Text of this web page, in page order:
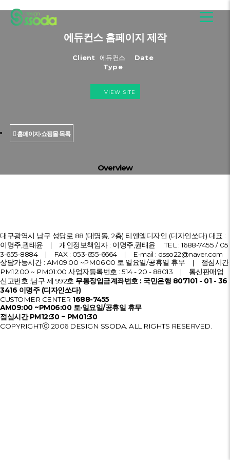
에듀컨스 홈페이지 제작
Client 에듀컨스
Date
Type
VIEW SITE
홈페이지·쇼핑몰 목록
Overview
대구광역시 남구 성당로 88 (대명동, 2층) 티엔엠디자인 (디자인쏘다) 대표 :
이명주,권태윤 | 개인정보책임자 : 이명주,권태윤
TEL :1688-7455 / 05
3-655-8884| FAX : 053-655-6664 | E-mail : dsso22@naver.com
상담가능시간 : AM09:00 ~PM06:00 토·일요일/공휴일 휴무 | 점심시간
PM12:00 ~ PM01:00 사업자등록번호 : 514 - 20 - 88013 | 통신판매업
신고번호 :남구 제 992호 무통장입금계좌번호 : 국민은행 807101 - 01 - 36
3416 이명주 (디자인쏘다)
CUSTOMER CENTER 1688-7455
AM09:00 ~PM06:00 토·일요일/공휴일 휴무
점심시간 PM12:30 ~ PM01:30
COPYRIGHTⓒ 2006 DESIGN SSODA. ALL RIGHTS RESERVED.